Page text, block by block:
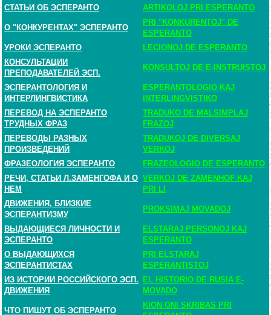
СТАТЬИ ОБ ЭСПЕРАНТО
ARTIKOLOJ PRI ESPERANTO
О "КОНКУРЕНТАХ" ЭСПЕРАНТО
PRI "KONKURENTOJ" DE
ESPERANTO
УРОКИ ЭСПЕРАНТО
LECIONOJ DE ESPERANTO
КОНСУЛЬТАЦИИ
ПРЕПОДАВАТЕЛЕЙ ЭСП.
KONSULTOJ DE E-INSTRUISTOJ
ЭСПЕРАНТОЛОГИЯ И
ИНТЕРЛИНГВИСТИКА
ESPERANTOLOGIO KAJ
INTERLINGVISTIKO
ПЕРЕВОД НА ЭСПЕРАНТО
ТРУДНЫХ ФРАЗ
TRADUKO DE MALSIMPLAJ
FRAZOJ
ПЕРЕВОДЫ РАЗНЫХ
ПРОИЗВЕДЕНИЙ
TRADUKOJ DE DIVERSAJ
VERKOJ
ФРАЗЕОЛОГИЯ ЭСПЕРАНТО
FRAZEOLOGIO DE ESPERANTO
РЕЧИ, СТАТЬИ Л.ЗАМЕНГОФА И О
НЕМ
VERKOJ DE ZAMENHOF KAJ
PRI LI
ДВИЖЕНИЯ, БЛИЗКИЕ
ЭСПЕРАНТИЗМУ
PROKSIMAJ MOVADOJ
ВЫДАЮЩИЕСЯ ЛИЧНОСТИ И
ЭСПЕРАНТО
ELSTARAJ PERSONOJ KAJ
ESPERANTO
О ВЫДАЮЩИХСЯ
ЭСПЕРАНТИСТАХ
PRI ELSTARAJ
ESPERANTISTOJ
ИЗ ИСТОРИИ РОССИЙСКОГО ЭСП.
ДВИЖЕНИЯ
EL HISTORIO DE RUSIA E-
MOVADO
ЧТО ПИШУТ ОБ ЭСПЕРАНТО
KION ONI SKRIBAS PRI